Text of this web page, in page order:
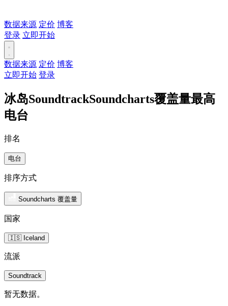
数据来源 定价 博客
登录 立即开始
数据来源 定价 博客
立即开始 登录
冰岛SoundtrackSoundcharts覆盖量最高
电台
排名
电台
排序方式
Soundcharts 覆盖量
国家
🇮🇸 Iceland
流派
Soundtrack
暂无数据。